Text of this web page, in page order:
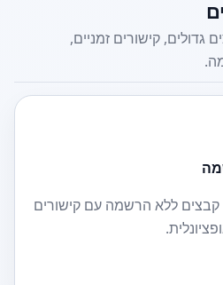
גדולים, קישורים זמניים,
ללא הרשמה עם קישורים